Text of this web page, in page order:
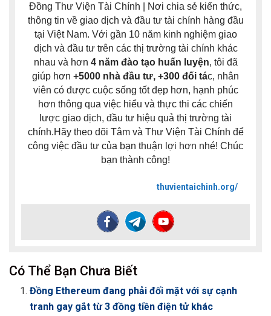
Đồng Thư Viện Tài Chính | Nơi chia sẻ kiến thức,
thông tin về giao dịch và đầu tư tài chính hàng đầu
tại Việt Nam. Với gần 10 năm kinh nghiệm giao
dịch và đầu tư trên các thị trường tài chính khác
nhau và hơn 4 năm đào tạo huấn luyện, tôi đã
giúp hơn +5000 nhà đầu tư, +300 đối tác, nhân
viên có được cuộc sống tốt đẹp hơn, hạnh phúc
hơn thông qua việc hiểu và thực thi các chiến
lược giao dịch, đầu tư hiệu quả thị trường tài
chính.Hãy theo dõi Tâm và Thư Viện Tài Chính để
công việc đầu tư của bạn thuận lợi hơn nhé! Chúc
bạn thành công!
thuvientaichinh.org/
Có Thể Bạn Chưa Biết
Đồng Ethereum đang phải đối mặt với sự cạnh
tranh gay gắt từ 3 đồng tiền điện tử khác